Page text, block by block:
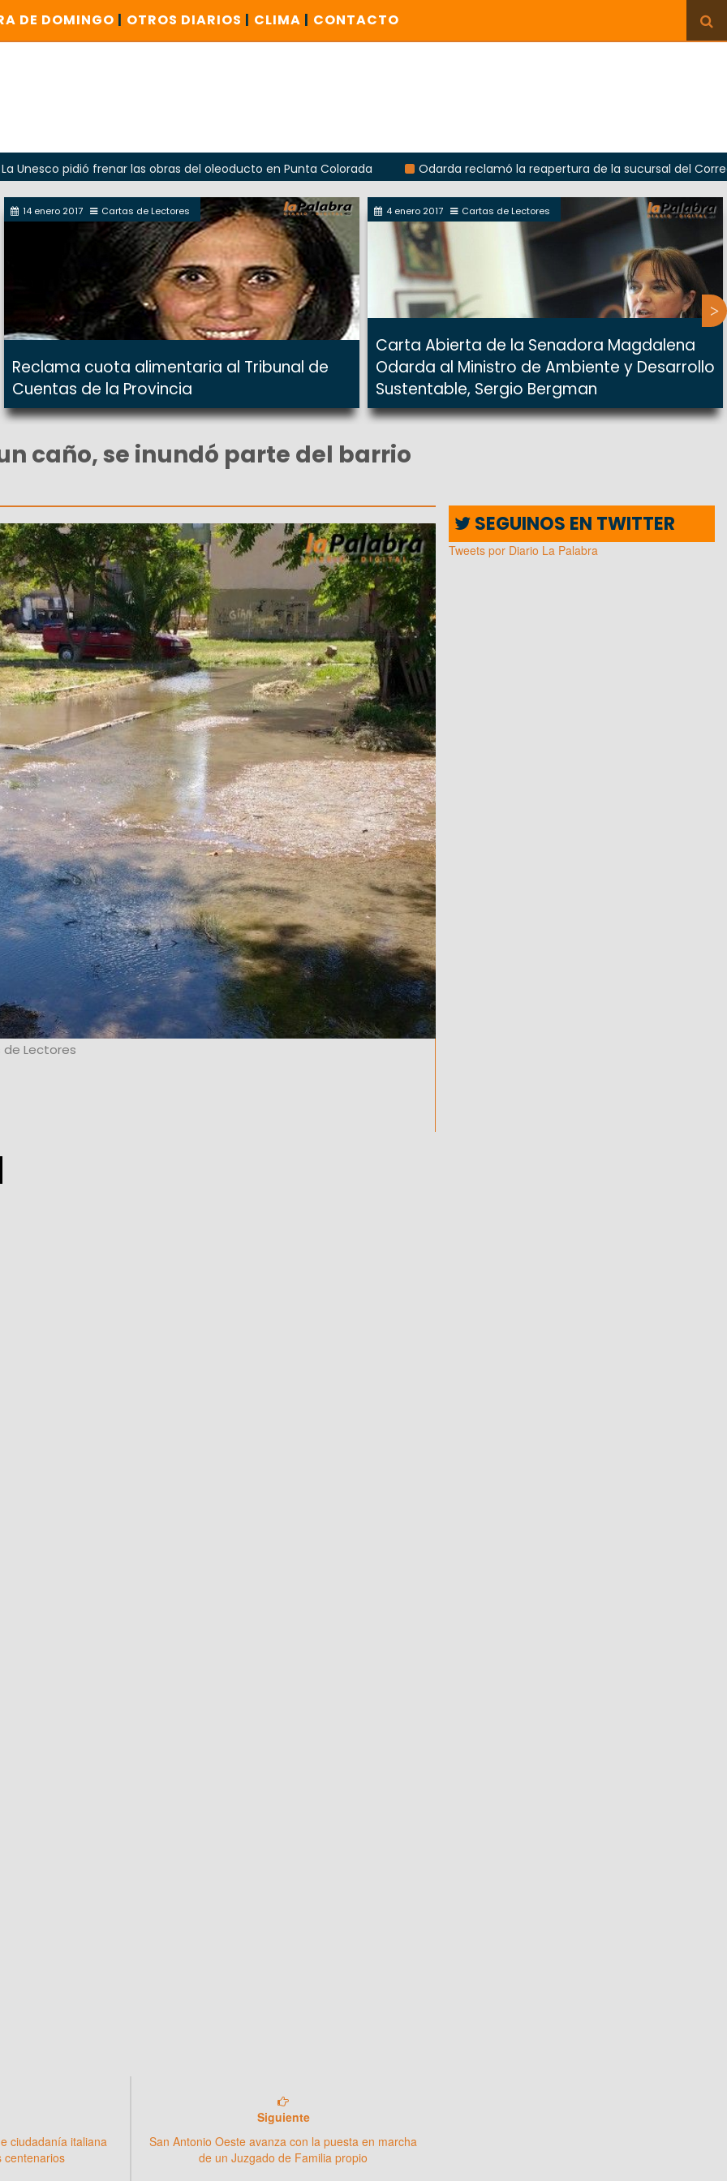
DE DOMINGO | OTROS DIARIOS | CLIMA | CONTACTO
pidió frenar las obras del oleoducto en Punta Colorada
Odarda reclamó la reapertura de la sucursal del Correo
14 enero 2017 Cartas de Lectores
Reclama cuota alimentaria al Tribunal de
Cuentas de la Provincia
4 enero 2017 Cartas de Lectores
Carta Abierta de la Senadora Magdalena
Odarda al Ministro de Ambiente y Desarrollo
Sustentable, Sergio Bergman
caño, se inundó parte del barrio
Lectores
ciudadanía italiana
centenarios
Siguiente
San Antonio Oeste avanza con la puesta en marcha
de un Juzgado de Familia propio
SEGUINOS EN TWITTER
Tweets por Diario La Palabra